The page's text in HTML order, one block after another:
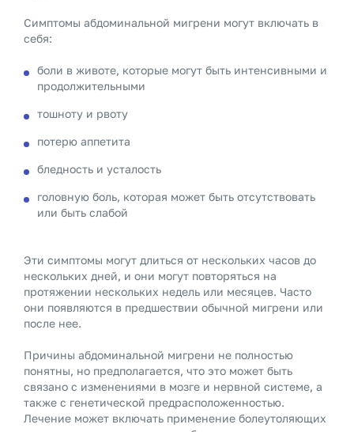
Симптомы абдоминальной мигрени могут включать в
себя:
боли в животе, которые могут быть интенсивными и
продолжительными
тошноту и рвоту
потерю аппетита
бледность и усталость
головную боль, которая может быть отсутствовать
или быть слабой
Эти симптомы могут длиться от нескольких часов до
нескольких дней, и они могут повторяться на
протяжении нескольких недель или месяцев. Часто
они появляются в предшествии обычной мигрени или
после нее.
Причины абдоминальной мигрени не полностью
понятны, но предполагается, что это может быть
связано с изменениями в мозге и нервной системе, а
также с генетической предрасположенностью.
Лечение может включать применение болеутоляющих